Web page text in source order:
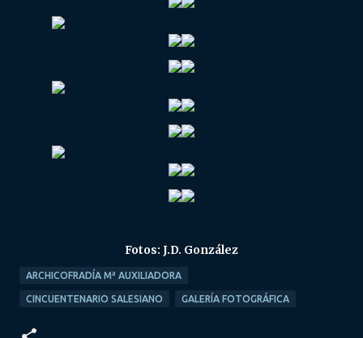
Fotos: J.D. González
ARCHICOFRADÍA Mª AUXILIADORA
CINCUENTENARIO SALESIANO GALERÍA FOTOGRÁFICA